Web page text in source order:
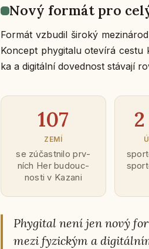
Nový formát pro
Formát vzbu­dil široký
Kon­cept phy­gi­ta­lu ote­ví­rá
ka a di­gi­tál­ní do­ved­nost stá­va­jí
107
ZEMÍ
se zú­čast­ni­lo prv­
ních Her bu­douc­
nos­ti v Kazani
Phy­gi­tal není jen nový
mezi fy­zic­kým a